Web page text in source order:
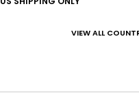
VIEW ALL